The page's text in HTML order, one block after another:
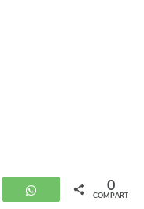
WhatsApp 0
COMPARTIR